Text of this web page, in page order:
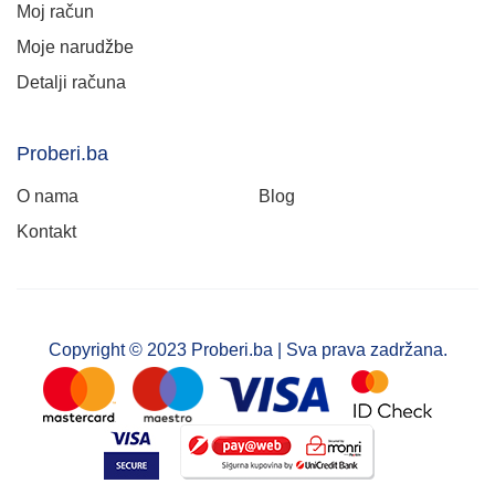
Moj račun
Moje narudžbe
Detalji računa
Proberi.ba
O nama
Blog
Kontakt
Copyright © 2023 Proberi.ba | Sva prava zadržana.